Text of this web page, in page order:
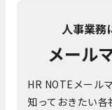
人事業務
メール
HR NOTEメール
知っておきたい